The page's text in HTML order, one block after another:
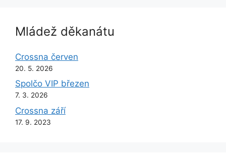
Mládež děkanátu
Crossna červen
20. 5. 2026
Spolčo VIP březen
7. 3. 2026
Crossna září
17. 9. 2023